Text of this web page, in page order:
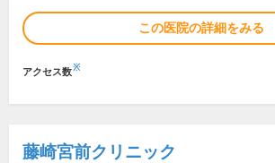
この医院の詳細をみる
アクセス数※
藤崎宮前クリニック